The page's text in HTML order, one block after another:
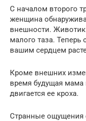
С началом второго
женщина
внешности. Животик
малого таза. Теперь
вашим сердцем
Кроме внешних
время будущая мама
двигается ее кроха.
Странные ощущения